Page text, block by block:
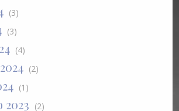
(3)
(3)
(4)
(2)
(1)
2023 (2)